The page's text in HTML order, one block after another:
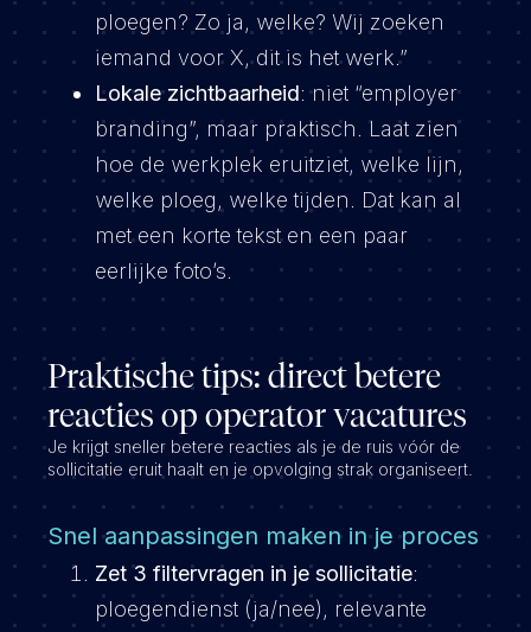
ploegen? Zo ja, welke? Wij zoeken
iemand voor X, dit is het werk.”
Lokale zichtbaarheid: niet “employer
branding”, maar praktisch. Laat zien
hoe de werkplek eruitziet, welke lijn,
welke ploeg, welke tijden. Dat kan al
met een korte tekst en een paar
eerlijke foto’s.
Praktische tips: direct betere
reacties op operator vacatures
Je krijgt sneller betere reacties als je de ruis vóór de
sollicitatie eruit haalt en je opvolging strak organiseert.
Snel aanpassingen maken in je proces
Zet 3 filtervragen in je sollicitatie:
ploegendienst (ja/nee), relevante